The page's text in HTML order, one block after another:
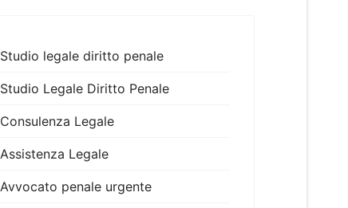
Studio legale diritto penale
Studio Legale Diritto Penale
Consulenza Legale
Assistenza Legale
Avvocato penale urgente